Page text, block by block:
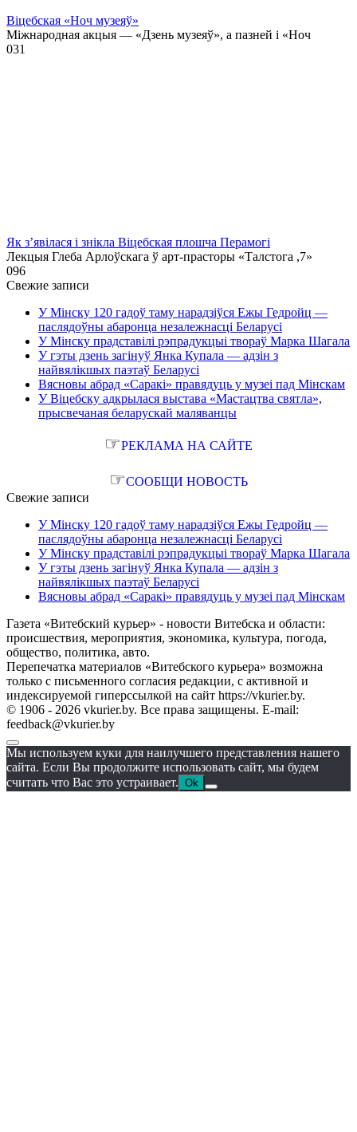
Віцебская «Ноч музеяў»
Міжнародная акцыя — «Дзень музеяў», а пазней і «Ноч
031
Як з’явілася і знікла Віцебская плошча Перамогі
Лекцыя Глеба Арлоўскага ў арт-прасторы «Талстога ,7»
096
Свежие записи
У Мінску 120 гадоў таму нарадзіўся Ежы Гедройц —
паслядоўны абаронца незалежнасці Беларусі
У Мінску прадставілі рэпрадукцыі твораў Марка Шагала
У гэты дзень загінуў Янка Купала — адзін з
найвялікшых паэтаў Беларусі
Вясновы абрад «Саракі» правядуць у музеі пад Мінскам
У Віцебску адкрылася выстава «Мастацтва святла»,
прысвечаная беларускай маляванцы
☞РЕКЛАМА НА САЙТЕ
☞СООБЩИ НОВОСТЬ
Свежие записи
У Мінску 120 гадоў таму нарадзіўся Ежы Гедройц —
паслядоўны абаронца незалежнасці Беларусі
У Мінску прадставілі рэпрадукцыі твораў Марка Шагала
У гэты дзень загінуў Янка Купала — адзін з
найвялікшых паэтаў Беларусі
Вясновы абрад «Саракі» правядуць у музеі пад Мінскам
Газета «Витебский курьер» - новости Витебска и области:
происшествия, мероприятия, экономика, культура, погода,
общество, политика, авто.
Перепечатка материалов «Витебского курьера» возможна
только с письменного согласия редакции, с активной и
индексируемой гиперссылкой на сайт https://vkurier.by.
© 1906 - 2026 vkurier.by. Все права защищены. E-mail:
feedback@vkurier.by
Мы используем куки для наилучшего представления нашего
сайта. Если Вы продолжите использовать сайт, мы будем
считать что Вас это устраивает. Ok